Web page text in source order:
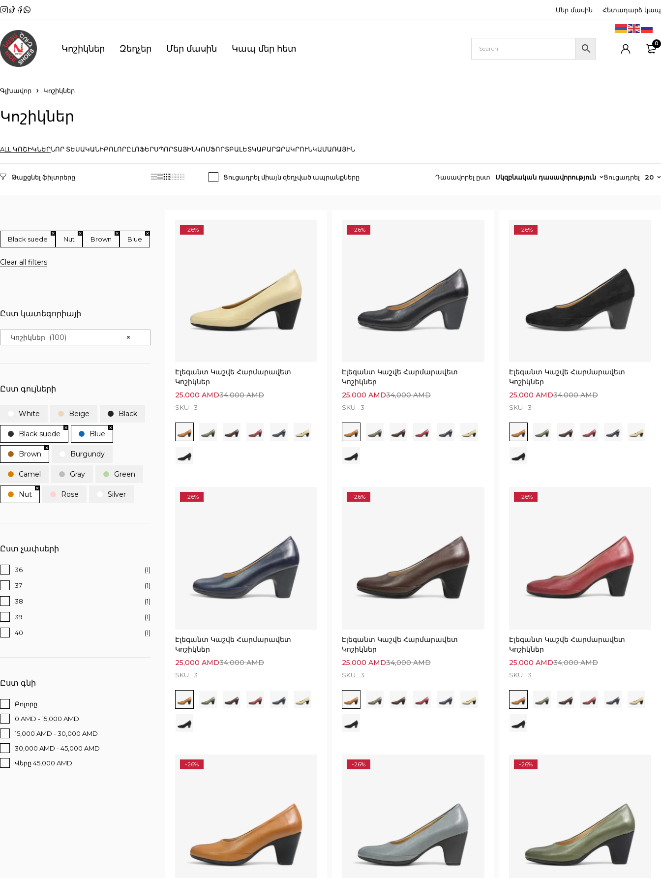
Մեր մասին Հետադարձ կապ
Կոշիկներ Զեղչեր Մեր մասին Կապ մեր հետ 0
Գլխավոր Կոշիկներ
Կոշիկներ
ALL ԿՈՇԻԿՆԵՐՆՈՐ ՏԵՍԱԿԱՆԻԲՈԼՈՐԸԼՈՖԵՐՍՊՈՐՏԱՅԻՆԿՈՄՖՈՐՏԲԱԼԵՏԿԱԲԱՐՁՐԱԿՐՈՒՆԿԱՄԱՌԱՅԻՆ
Ցուցադրել միայն զեղչված ապրանքները Դասավորել ըստ Սկզբնական դասավորություն Ցուցադրել 20
Black suede Nut Brown Blue
Clear all filters
Ըստ կատեգորիայի
×
Կոշիկներ (100)
Ըստ գույների
White Beige Black
Black suede Blue
Brown Burgundy
Camel Gray Green
Nut Rose Silver
Ըստ չափսերի
36
(1)
37
(1)
38
(1)
39
(1)
40
(1)
Ըստ գնի
Բոլորը
0 AMD - 15,000 AMD
15,000 AMD - 30,000 AMD
30,000 AMD - 45,000 AMD
Վերը 45,000 AMD
-26%
Էլեգանտ Կաշվե Հարմարավետ
Կոշիկներ
34,000AMD
25,000 AMD
SKU 3
-26%
Էլեգանտ Կաշվե Հարմարավետ
Կոշիկներ
34,000AMD
25,000AMD
SKU 3
-26%
Էլեգանտ Կաշվե Հարմարավետ
Կոշիկներ
34,000AMD
25,000 AMD
SKU 3
-26%
Էլեգանտ Կաշվե Հարմարավետ
Կոշիկներ
34,000AMD
25,000 AMD
SKU 3
-26%
Էլեգանտ Կաշվե Հարմարավետ
Կոշիկներ
34,000AMD
25,000AMD
SKU 3
-26%
Էլեգանտ Կաշվե Հարմարավետ
Կոշիկներ
34,000AMD
25,000 AMD
SKU 3
-26% -26% -26%